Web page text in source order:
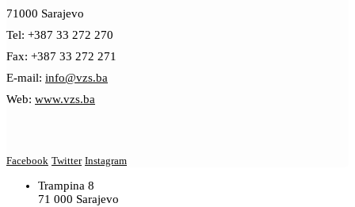
71000 Sarajevo
Tel: +387 33 272 270
Fax: +387 33 272 271
E-mail: info@vzs.ba
Web: www.vzs.ba
Facebook Twitter Instagram
Trampina 8
71 000 Sarajevo